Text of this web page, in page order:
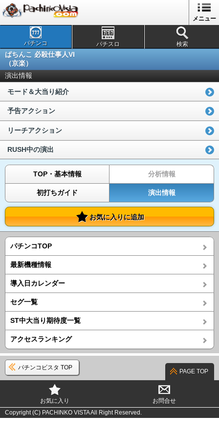
メニュー
パチンコ パチスロ 検索
ぱちんこ 必殺仕事人VI
（京楽）
演出情報
モード＆大当り紹介
予告アクション
リーチアクション
RUSH中の演出
TOP・基本情報 分析情報
初打ちガイド 演出情報
お気に入りに追加
パチンコTOP
最新機種情報
導入日カレンダー
セグ一覧
ST中大当り期待度一覧
アクセスランキング
パチンコビスタ TOP
PAGE TOP
お気に入り
お問合せ
Copyright (C) PACHINKO VISTA All Right Reserved.